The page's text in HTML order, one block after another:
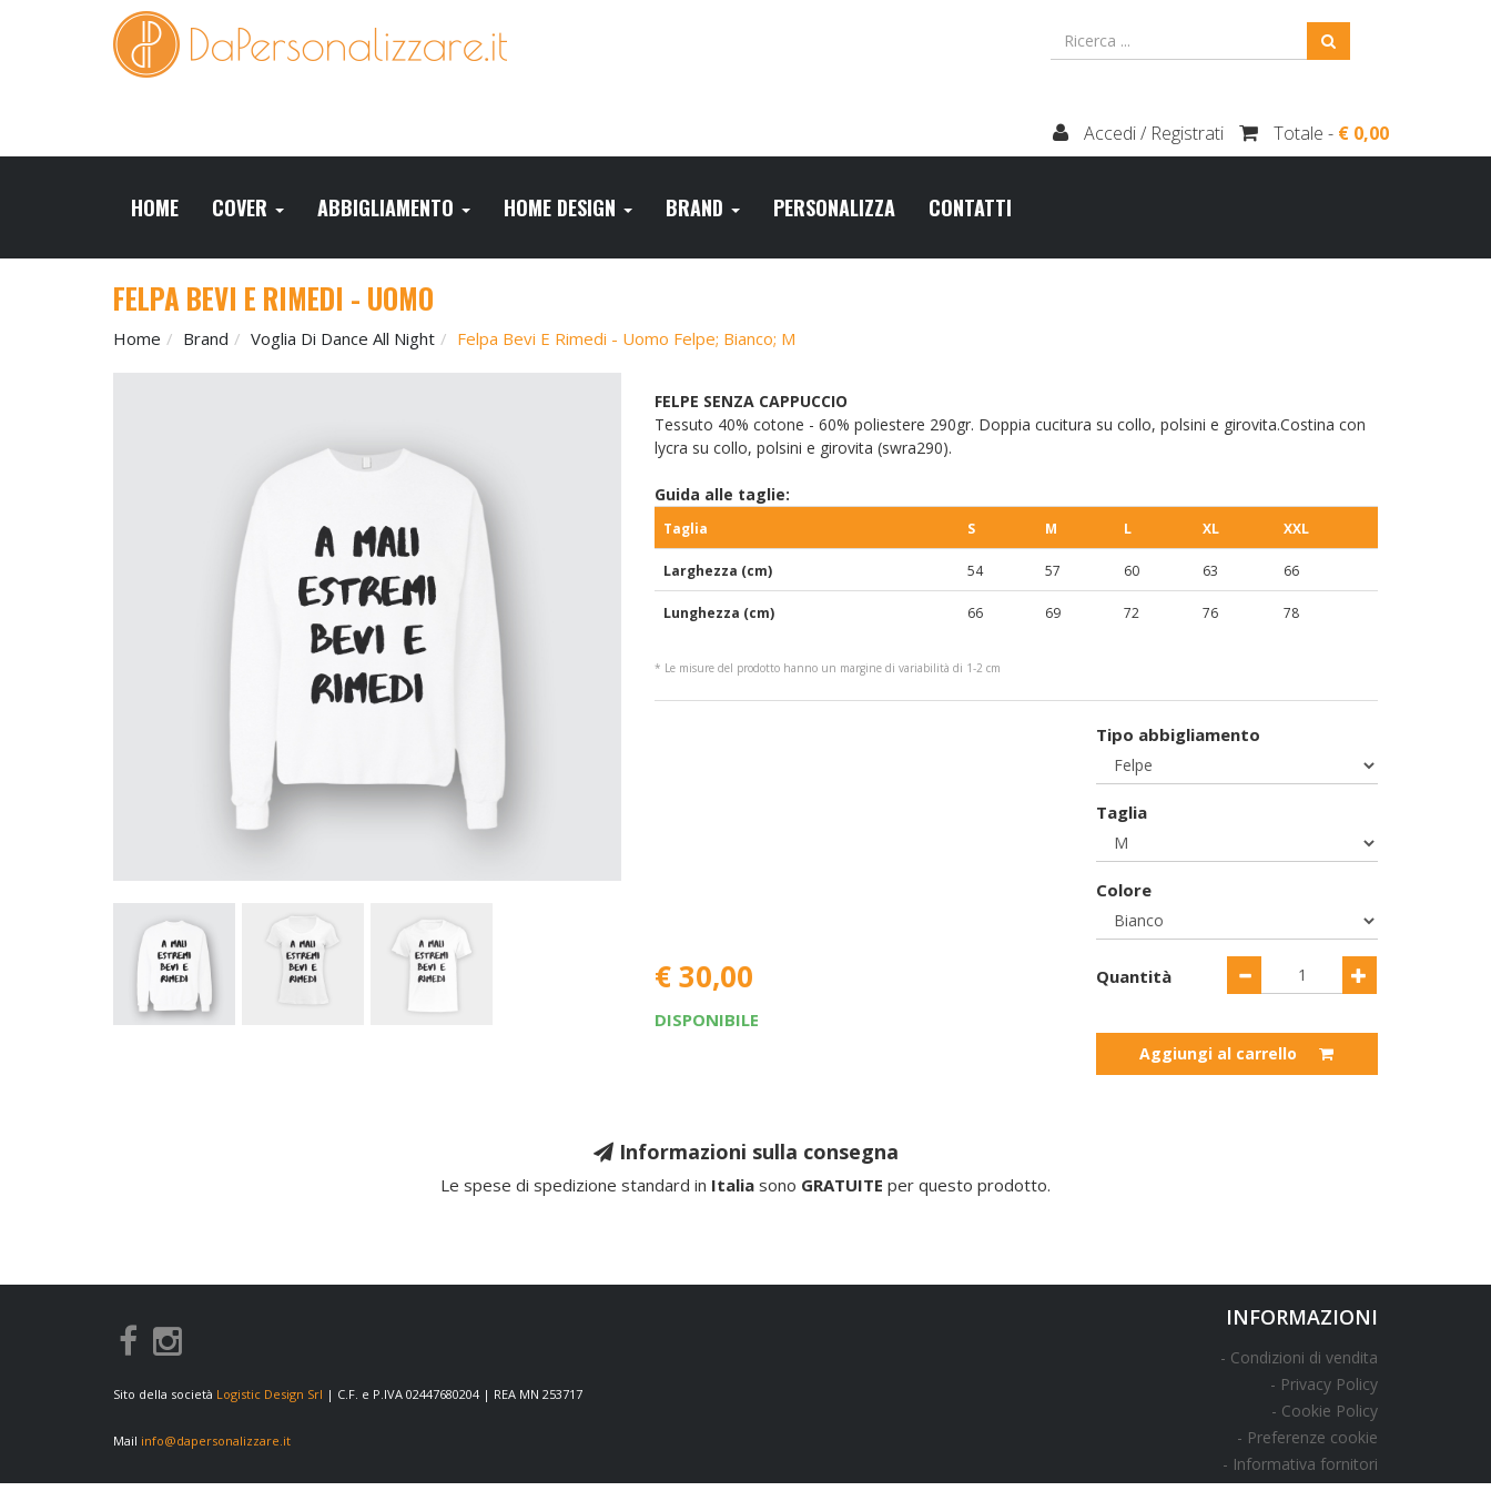
Accedi / Registrati Totale - € 0,00
HOME COVER ABBIGLIAMENTO HOME DESIGN BRAND PERSONALIZZA CONTATTI
FELPA BEVI E RIMEDI - UOMO
Home Brand Voglia Di Dance All Night Felpa Bevi E Rimedi - Uomo Felpe; Bianco; M
FELPE SENZA CAPPUCCIO
Tessuto 40% cotone - 60% poliestere 290gr. Doppia cucitura su collo, polsini e girovita.Costina con
lycra su collo, polsini e girovita (swra290).
Guida alle taglie:
Taglia S M L XL XXL
Larghezza (cm) 54 57 60 63 66
Lunghezza (cm) 66 69 72 76 78
* Le misure del prodotto hanno un margine di variabilità di 1-2 cm
Tipo abbigliamento
Taglia
Colore
€ 30,00
DISPONIBILE
Quantità
Aggiungi al carrello
Informazioni sulla consegna
Le spese di spedizione standard in Italia sono GRATUITE per questo prodotto.
Sito della società Logistic Design Srl | C.F. e P.IVA 02447680204 | REA MN 253717
Mail info@dapersonalizzare.it
INFORMAZIONI
Condizioni di vendita
Privacy Policy
Cookie Policy
Preferenze cookie
Informativa fornitori